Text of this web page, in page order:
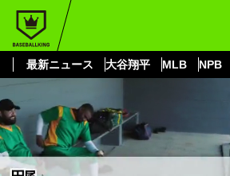
最新ニュース 大谷翔平 MLB NPB